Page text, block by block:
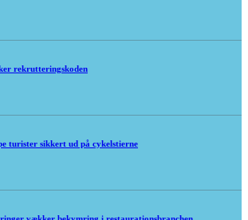
rekrutteringskoden
turister sikkert ud på cykelstierne